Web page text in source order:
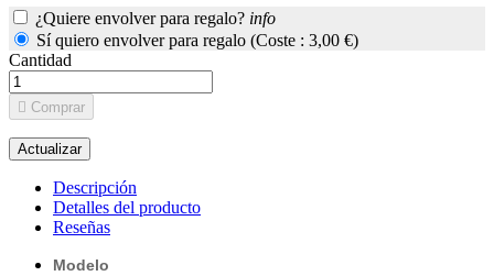
¿Quiere envolver para regalo? info
Sí quiero envolver para regalo (Coste : 3,00 €)
Cantidad
 Comprar
Descripción
Detalles del producto
Reseñas
Modelo